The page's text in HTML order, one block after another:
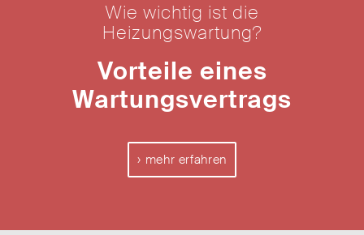
Wie wichtig ist die
Heizungswartung?
Vorteile eines
Wartungsvertrags
mehr erfahren